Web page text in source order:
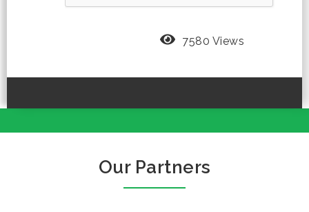
7580 Views
Our Partners